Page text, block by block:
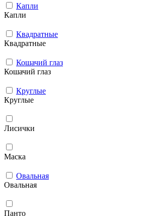
Капли
Капли
Квадратные
Квадратные
Кошачий глаз
Кошачий глаз
Круглые
Круглые
Лисички
Маска
Овальная
Овальная
Панто